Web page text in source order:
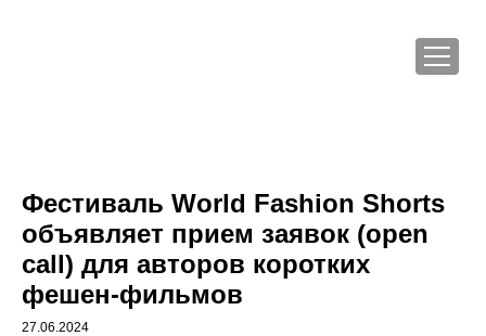
Фестиваль World Fashion Shorts
объявляет прием заявок (open
call) для авторов коротких
фешен-фильмов
27.06.2024